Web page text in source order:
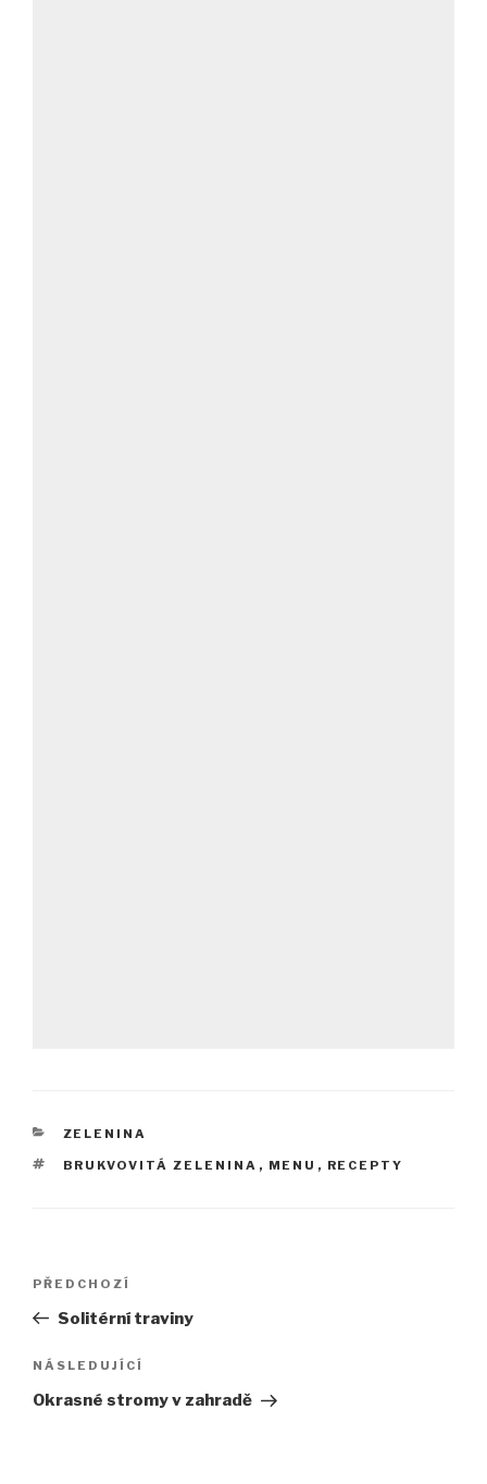
RUBRIKY
ZELENINA
ŠTÍTKY
BRUKVOVITÁ ZELENINA , MENU , RECEPTY
Navigace
příspěvek
Předchozí
příspěvek
PŘEDCHOZÍ
Solitérní traviny
Následující
příspěvek
NÁSLEDUJÍCÍ
Okrasné stromy v zahradě